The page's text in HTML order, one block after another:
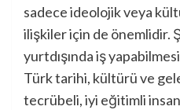
sadece ideolojik veya
ilişkiler için de önemlidir.
yurtdışında iş
Türk tarihi, kültürü ve
tecrübeli, iyi eğitimli